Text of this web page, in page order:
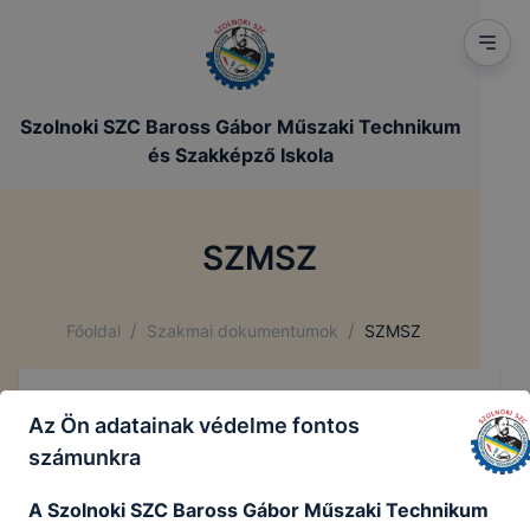
Szolnoki SZC Baross Gábor Műszaki Technikum
és Szakképző Iskola
SZMSZ
Főoldal / Szakmai dokumentumok / SZMSZ
SZMSZ
Az Ön adatainak védelme fontos
számunkra
A Szolnoki SZC Baross Gábor Műszaki Technikum